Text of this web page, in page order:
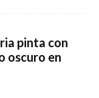
pinta con
oscuro en